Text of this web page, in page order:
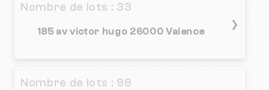
Nombre de lots : 33
185 av victor hugo 26000 Valence
❯
Nombre de lots : 98